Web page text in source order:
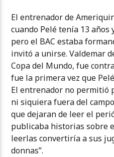
El entrenador de
cuando Pelé tenía 13 años
pero el BAC estaba
invitó a unirse. Valdemar
Copa del Mundo, fue
fue la primera vez que
El entrenador no permitió
ni siquiera fuera del
que dejaran de leer el
publicaba historias sobre
leerlas convertiría a sus
donnas”.